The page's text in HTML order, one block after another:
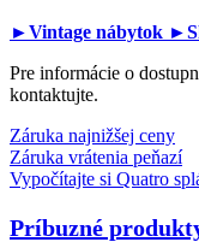
►Vintage nábytok
Pre informácie o
kontaktujte.
Záruka najnižšej ceny
Záruka vrátenia peňazí
Vypočítajte si Quatro
Príbuzné